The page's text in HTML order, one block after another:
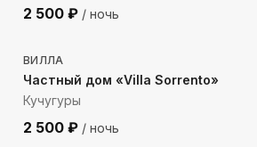
2 500 ₽ / ночь
38 м до моря
ВИЛЛА
Частный дом «Villa Sorrento»
Кучугуры
2 500 ₽ / ночь